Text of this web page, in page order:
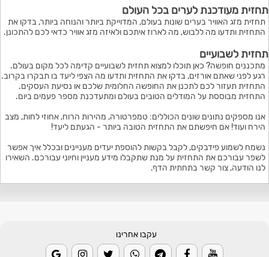
תחזית מעודכנת לערים בכל העולם
תחזית מזג האוויר בערים שונות בעולם, המדוייקת ביותר והנוחה ביותר, בדקו את
התחזית ותדעו מה ללבוש, מה לארוז איתכם ולאיזה מזג אוויר כדאי לכם להתכונן.
תחזית לשבועיים
מתכננים חופשה? כאן תוכלו למצוא תחזית לשבועיים קדימה לכל מקום בעולם.
רגע לפני שאתם אורזים, בדקו את התחזית ותדעו מה הצפי ליעד בו תבקרו בקרוב.
התחזית תעזור לכם לתכנן את החופשה החלומית שלכם או נסיעת העסקים.
התחזית מבוססת על המודלים הטובים בעולם ומתעדכנת מספר פעמים ביום.
אנו מספקים נתונים שונים הכוללים: טמפרטורה, מהירות הרוח, אחוזי לחות, מצב
הירח ועוד! אם חיפשתם את התחזית הטובה ביותר - הגעתם ליעד!
נשמח לשמוע פידבקים, לקבל בקשות להוספת יעדים מעניינים ובכלל איך אפשר
לשפר עבורכם את התחזית על מנת שתקבלו מידע מעניין וחיוני עבורכם. השאירו
לנו הודעה, צור קשר בתחתית הדף.
עקבו אחרינו